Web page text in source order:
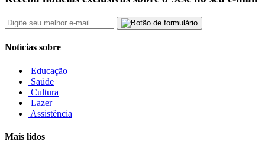
Notícias sobre
Educação
Saúde
Cultura
Lazer
Assistência
Mais lidos